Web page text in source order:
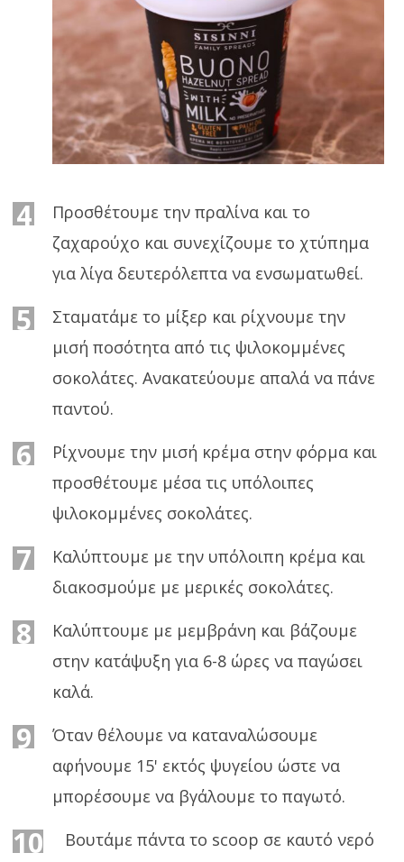
4
Προσθέτουμε την πραλίνα και το
ζαχαρούχο και συνεχίζουμε το χτύπημα
για λίγα δευτερόλεπτα να ενσωματωθεί.
5
Σταματάμε το μίξερ και ρίχνουμε την
μισή ποσότητα από τις ψιλοκομμένες
σοκολάτες. Ανακατεύουμε απαλά να πάνε
παντού.
6
Ρίχνουμε την μισή κρέμα στην φόρμα και
προσθέτουμε μέσα τις υπόλοιπες
ψιλοκομμένες σοκολάτες.
7
Καλύπτουμε με την υπόλοιπη κρέμα και
διακοσμούμε με μερικές σοκολάτες.
8
Καλύπτουμε με μεμβράνη και βάζουμε
στην κατάψυξη για 6-8 ώρες να παγώσει
καλά.
9
Όταν θέλουμε να καταναλώσουμε
αφήνουμε 15' εκτός ψυγείου ώστε να
μπορέσουμε να βγάλουμε το παγωτό.
10
Βουτάμε πάντα το scoop σε καυτό νερό